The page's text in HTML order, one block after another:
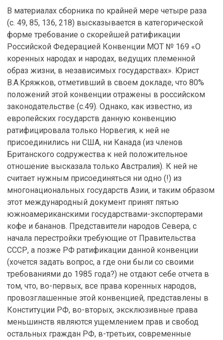
В материалах сборника по крайней мере четыре раза
(с. 49, 85, 136, 218) высказывается в категорической
форме требование о скорейшей ратификации
Российской Федерацией Конвенции МОТ № 169 «О
коренных народах и народах, ведущих племенной
образ жизни, в независимых государствах». Юрист
В.А.Кряжков, отметивший в своем докладе, что 80%
положений этой конвенции отражены в российском
законодательстве (с.49). Однако, как известно, из
европейских государств данную конвенцию
ратифицировала только Норвегия, к ней не
присоединились ни США, ни Канада (из членов
Британского содружества к ней положительное
отношение высказала только Австралия). К ней не
считает нужным присоединяться ни одно (!) из
многонациональных государств Азии, и таким образом
этот международный документ принят пятью
южноамериканскими государствами-экспортерами
кофе и бананов. Представители народов Севера, с
начала перестройки требующие от Правительства
СССР, а позже РФ ратификации данной конвенции
(хочется задать вопрос, а где они были со своими
требованиями до 1985 года?) не отдают себе отчета в
том, что, во-первых, все права коренных народов,
провозглашенные этой конвенцией, представлены в
Конституции РФ, во-вторых, эксклюзивные права
меньшинств являются ущемлением прав и свобод
остальных граждан РФ, в-третьих, современные